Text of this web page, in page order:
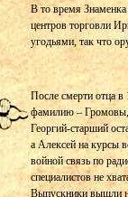
В то время
центров торговли
угодьями, так что
После смерти отца в
фамилию – Громовы,
Георгий-старший
а Алексей на курсы
войной связь по
специалистов не
Выпускники вышли